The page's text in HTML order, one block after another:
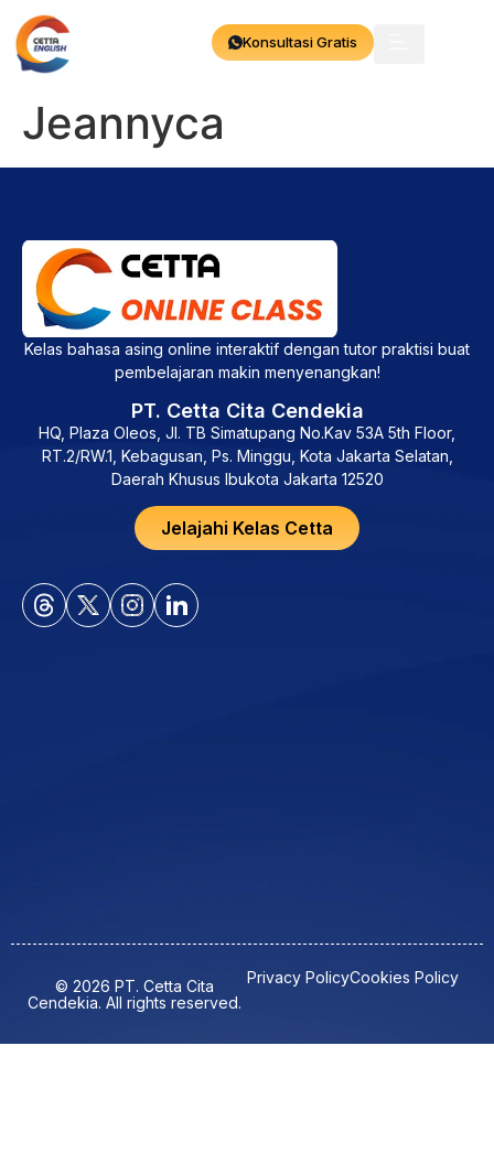
Konsultasi Gratis
Jeannyca
Kelas bahasa asing online interaktif dengan tutor praktisi buat
pembelajaran makin menyenangkan!
PT. Cetta Cita Cendekia
HQ, Plaza Oleos, Jl. TB Simatupang No.Kav 53A 5th Floor,
RT.2/RW.1, Kebagusan, Ps. Minggu, Kota Jakarta Selatan,
Daerah Khusus Ibukota Jakarta 12520
Jelajahi Kelas Cetta
© 2026 PT. Cetta Cita
Cendekia. All rights reserved.
Privacy PolicyCookies Policy